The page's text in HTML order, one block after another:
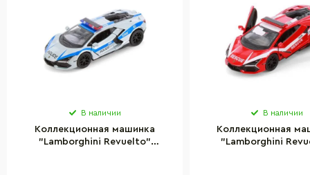
В наличии
Коллекционная машинка
"Lamborghini Revuelto"
В наличии
Коллекционная
"Lamborghini